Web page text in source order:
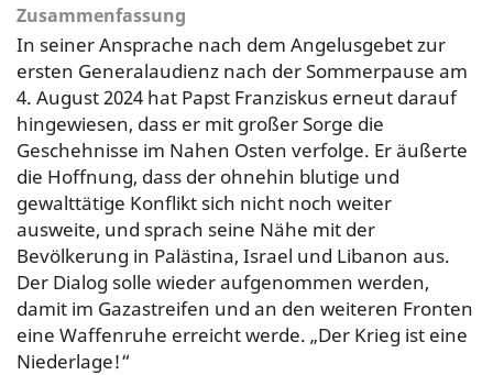
Zusammenfassung
In seiner Ansprache nach dem Angelusgebet zur
ersten Generalaudienz nach der Sommerpause am
4. August 2024 hat Papst Franziskus erneut darauf
hingewiesen, dass er mit großer Sorge die
Geschehnisse im Nahen Osten verfolge. Er äußerte
die Hoffnung, dass der ohnehin blutige und
gewalttätige Konflikt sich nicht noch weiter
ausweite, und sprach seine Nähe mit der
Bevölkerung in Palästina, Israel und Libanon aus.
Der Dialog solle wieder aufgenommen werden,
damit im Gazastreifen und an den weiteren Fronten
eine Waffenruhe erreicht werde. „Der Krieg ist eine
Niederlage!“